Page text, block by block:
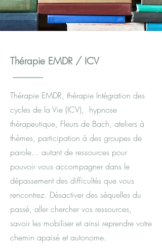
Thérapie EMDR / ICV
Thérapie EMDR, thérapie Intégration des
cycles de la Vie (ICV), hypnose
thérapeutique, Fleurs de Bach, ateliers à
thèmes, participation à des groupes de
parole... autant de ressources pour
pouvoir vous accompagner dans le
dépassement des difficultés que vous
rencontrez. Désactiver des séquelles du
passé, aller chercher vos ressources,
savoir les mobiliser et ainsi reprendre votre
chemin apaisé et autonome.